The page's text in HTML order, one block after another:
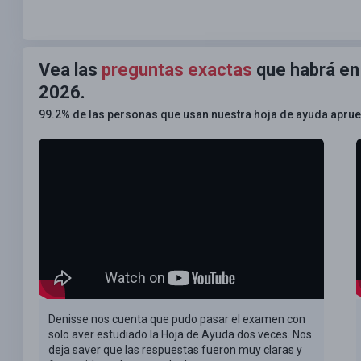
Vea las preguntas exactas que habrá
2026.
99.2% de las personas que usan nuestra hoja de ayuda
Denisse nos cuenta que pudo pasar el examen con
solo aver estudiado la Hoja de Ayuda dos veces. Nos
deja saver que las respuestas fueron muy claras y